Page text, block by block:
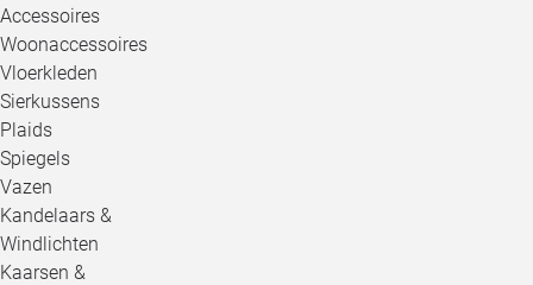
Accessoires
Woonaccessoires
Vloerkleden
Sierkussens
Plaids
Spiegels
Vazen
Kandelaars &
Windlichten
Kaarsen &